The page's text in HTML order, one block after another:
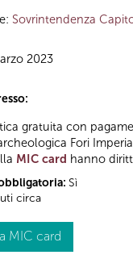
Sovrintendenza
2023
gratuita con
Fori
MIC card hanno
Sì
circa
MIC card